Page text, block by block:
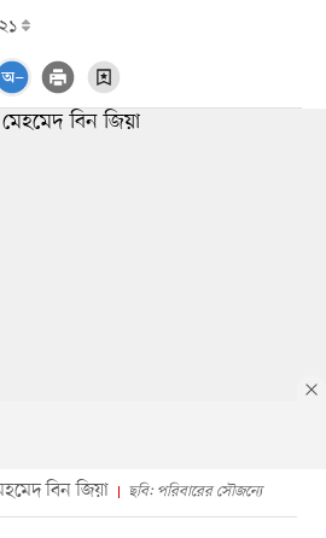
বিন জিয়া ছবি: পরিবারের সৌজন্যে